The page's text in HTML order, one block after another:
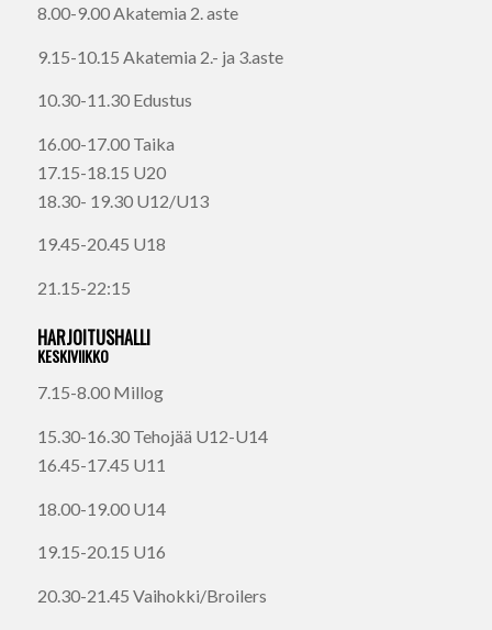
8.00-9.00 Akatemia 2. aste
9.15-10.15 Akatemia 2.- ja 3.aste
10.30-11.30 Edustus
16.00-17.00 Taika
17.15-18.15 U20
18.30- 19.30 U12/U13
19.45-20.45 U18
21.15-22:15
HARJOITUSHALLI
KESKIVIIKKO
7.15-8.00 Millog
15.30-16.30 Tehojää U12-U14
16.45-17.45 U11
18.00-19.00 U14
19.15-20.15 U16
20.30-21.45 Vaihokki/Broilers